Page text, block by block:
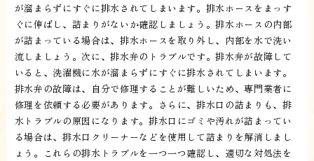
が溜まらずにすぐに排水されてしまいます。排水ホースをまっす
ぐに伸ばし、詰まりがないか確認しましょう。排水ホースの内部
が詰まっている場合は、排水ホースを取り外し、内部を水で洗い
流しましょう。次に、排水弁のトラブルです。排水弁が故障して
いると、洗濯機に水が溜まらずにすぐに排水されてしまいます。
排水弁の故障は、自分で修理することが難しいため、専門業者に
修理を依頼する必要があります。さらに、排水口の詰まりも、排
水トラブルの原因になります。排水口にゴミや汚れが詰まってい
る場合は、排水口クリーナーなどを使用して詰まりを解消しまし
ょう。これらの排水トラブルを一つ一つ確認し、適切な対処法を